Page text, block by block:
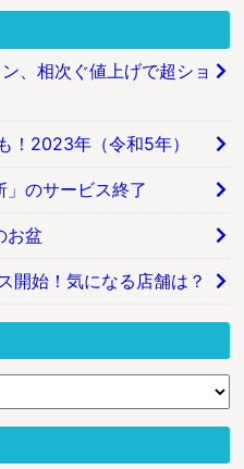
、相次ぐ値上げで超ショ
！2023年（令和5年）
」のサービス終了
お盆
開始！気になる店舗は？